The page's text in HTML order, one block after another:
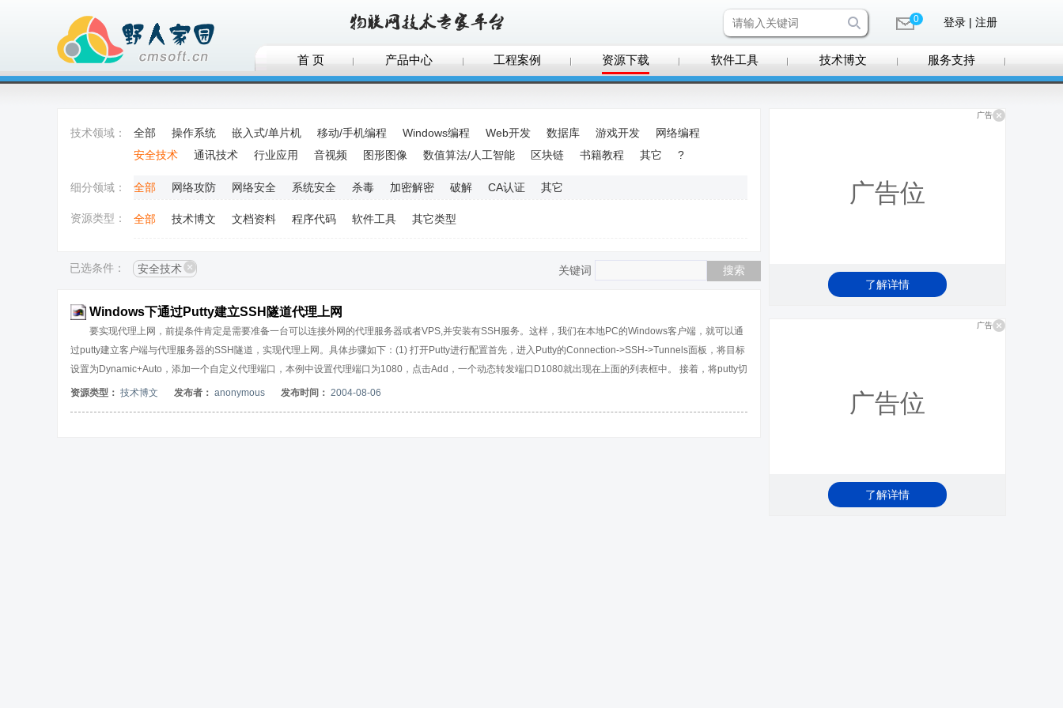
0 登录 | 注册
首 页 产品中心 工程案例 资源下载 软件工具 技术博文 服务支持
技术领域： 全部 操作系统 嵌入式/单片机 移动/手机编程 Windows编程 Web开发 数据库 游戏开发
网络编程
安全技术
通讯技术 行业应用 音视频 图形图像 数值算法/人工智能 区块链 书籍教程 其它 ?
细分领域： 全部 网络攻防 网络安全 系统安全 杀毒 加密解密 破解 CA认证 其它
资源类型： 全部 技术博文 文档资料 程序代码 软件工具 其它类型
已选条件： 安全技术 关键词
Windows下通过Putty建立SSH隧道代理上网
要实现代理上网，前提条件肯定是需要准备一台可以连接外网的代理服务器或者VPS,并安装有SSH服务。这样，我们在本地PC的Windows客户端，就可以通
过putty建立客户端与代理服务器的SSH隧道，实现代理上网。具体步骤如下：(1) 打开Putty进行配置首先，进入Putty的Connection->SSH->Tunnels面板，将目标
设置为Dynamic+Auto，添加一个自定义代理端口，本例中设置代理端口为1080，点击Add，一个动态转发端口D1080就出现在上面的列表框中。 接着，将putty切
换到Session面板，输入自己的代理服务器地址，port填SSH服务端口（默认22），连接类型选择SSH。随便设置一个存档名字，并点击保存按钮。 最后，点击
资源类型： 技术博文 发布者： anonymous 发布时间： 2004-08-06
广告
广告位
了解详情
广告
广告位
了解详情